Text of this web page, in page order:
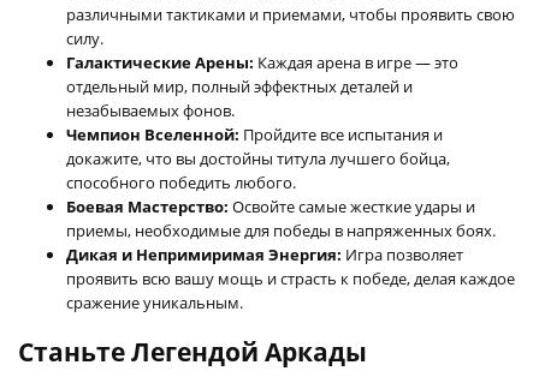
различными тактиками и приемами, чтобы проявить свою
силу.
Галактические Арены: Каждая арена в игре — это
отдельный мир, полный эффектных деталей и
незабываемых фонов.
Чемпион Вселенной: Пройдите все испытания и
докажите, что вы достойны титула лучшего бойца,
способного победить любого.
Боевая Мастерство: Освойте самые жесткие удары и
приемы, необходимые для победы в напряженных боях.
Дикая и Непримиримая Энергия: Игра позволяет
проявить всю вашу мощь и страсть к победе, делая каждое
сражение уникальным.
Станьте Легендой Аркады